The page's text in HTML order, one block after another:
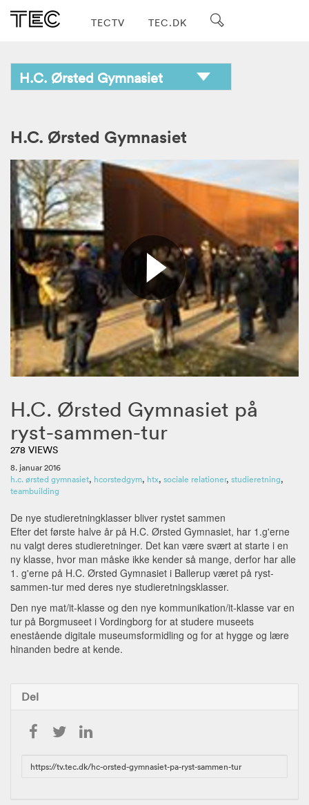
TECTV TEC.DK
H.C. Ørsted Gymnasiet
H.C. Ørsted Gymnasiet på
ryst-sammen-tur
278 VIEWS
8. januar 2016
h.c. ørsted gymnasiet, hcorstedgym, htx, sociale relationer, studieretning,
teambuilding
De nye studieretningklasser bliver rystet sammen
Efter det første halve år på H.C. Ørsted Gymnasiet, har 1.g'erne
nu valgt deres studieretninger. Det kan være svært at starte i en
ny klasse, hvor man måske ikke kender så mange, derfor har alle
1. g'erne på H.C. Ørsted Gymnasiet i Ballerup været på ryst-
sammen-tur med deres nye studieretningsklasser.
Den nye mat/it-klasse og den nye kommunikation/it-klasse var en
tur på Borgmuseet i Vordingborg for at studere museets
enestående digitale museumsformidling og for at hygge og lære
hinanden bedre at kende.
Del